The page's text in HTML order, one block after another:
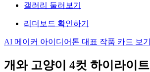
갤러리 둘러보기
리더보드 확인하기
AI 메이커 아이디어톤 대표 작품 카드 보기
개와 고양이 4컷 하이라이트